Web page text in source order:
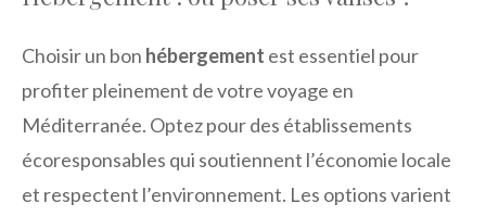
Choisir un bon hébergement est essentiel pour
profiter pleinement de votre voyage en
Méditerranée. Optez pour des établissements
écoresponsables qui soutiennent l’économie locale
et respectent l’environnement. Les options varient